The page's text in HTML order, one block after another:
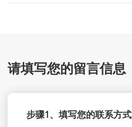
请填写您的留言信息
步骤1、填写您的联系方式